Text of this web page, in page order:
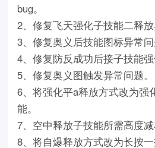
bug。
2、修复飞天强化子技能二释放
3、修复奥义后技能图标异常问
4、修复防反成功后接子技能强
5、修复奥义图触发异常问题。
6、将强化平a释放方式改为强
能。
7、空中释放子技能所需高度减
8、将自爆释放方式改为长按